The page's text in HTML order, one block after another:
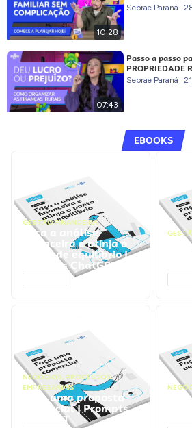
10:28
Sebrae Paraná
07:43
Passo a passo
PROPRIEDADE
Sebrae Paraná
EBOOKS
GESTÃO FINANCEIRA
Faça a análise
financeira e atinja o
ponto de equilíbrio |
Prompts ChatGPT
NEGÓCIOS, PROCESSOS
EMPRESARIAIS
Faça uma proposta
comercial | Prompts
ChatGPT